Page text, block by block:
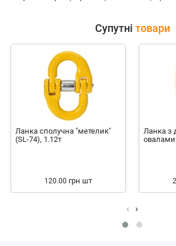
Супутні товари
Ланка сполучна "метелик"
(SL-74), 1.12т
120.00 грн шт
Ланка з
овалами
‹ ›